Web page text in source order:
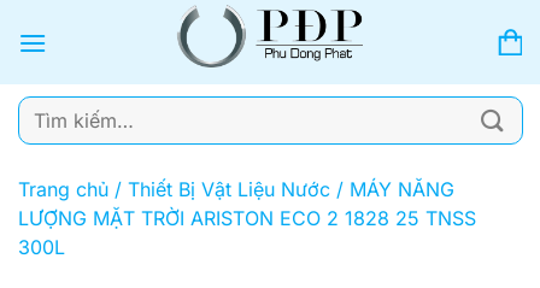
qua
dung
Tìm
kiếm:
Trang chủ / Thiết Bị Vật Liệu Nước / MÁY NĂNG
LƯỢNG MẶT TRỜI ARISTON ECO 2 1828 25 TNSS
300L